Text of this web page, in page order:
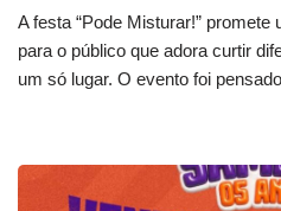
A festa “Pode Misturar!”
para o público que adora curtir
um só lugar. O evento foi